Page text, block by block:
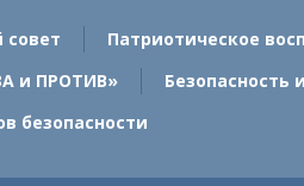
Патриотическое
и ПРОТИВ»
Безопасность
безопасности